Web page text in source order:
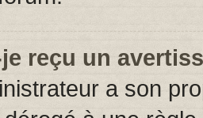
reçu un
a son